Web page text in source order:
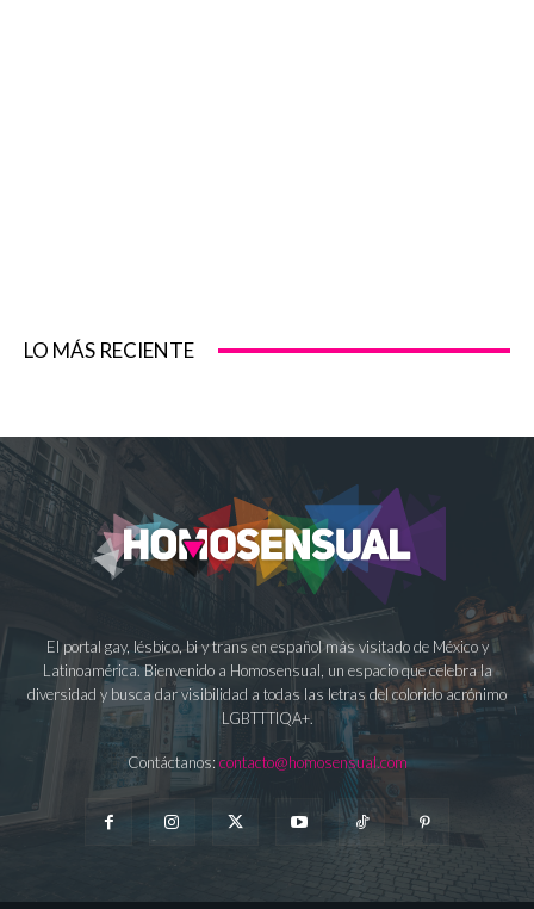
LO MÁS RECIENTE
El portal gay, lésbico, bi y trans en español más visitado de México y
Latinoamérica. Bienvenido a Homosensual, un espacio que celebra la
diversidad y busca dar visibilidad a todas las letras del colorido acrónimo
LGBTTTIQA+.
Contáctanos: contacto@homosensual.com